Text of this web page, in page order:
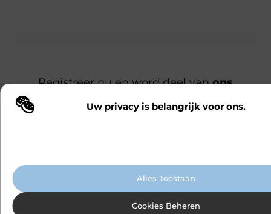
Uw privacy is belangrijk voor ons.
Wij maken gebruik van cookies en vergelijkbare technologieën om te
Alles Toestaan
Cookies Beheren
Registreer nu en word deel vanons
Ben jij een gepassioneerde schrijver of een
levendige community. Registreer vandaag
nog en begin met bloggen.
Praat met ons